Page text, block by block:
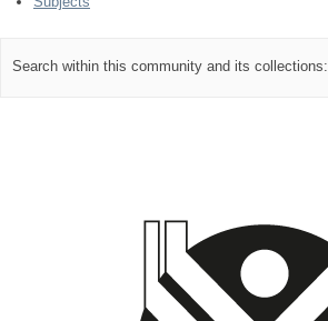
Search within this community and its collections: